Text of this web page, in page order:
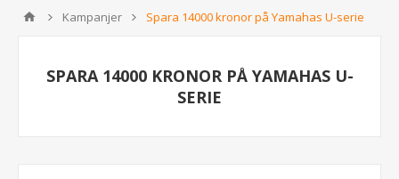
Kampanjer Spara 14000 kronor på Yamahas U-serie
SPARA 14000 KRONOR PÅ YAMAHAS U-
SERIE